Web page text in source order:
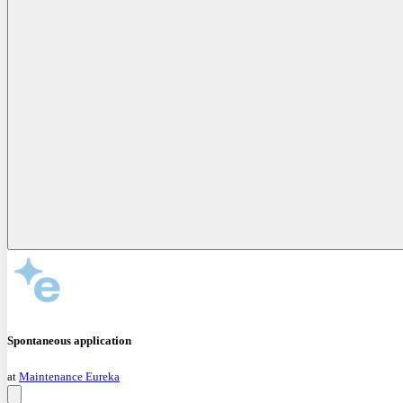
Spontaneous application
at Maintenance Eureka